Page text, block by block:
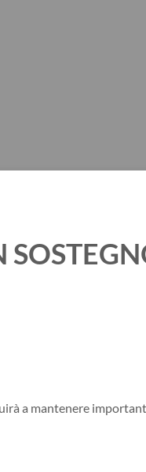
a mantenere